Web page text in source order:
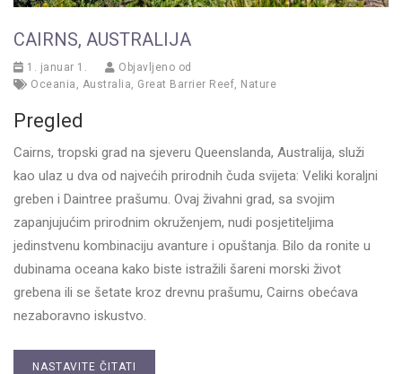
CAIRNS, AUSTRALIJA
1. januar 1.
Objavljeno od
Oceania
Australia Great Barrier Reef Nature
Pregled
Cairns, tropski grad na sjeveru Queenslanda, Australija, služi
kao ulaz u dva od najvećih prirodnih čuda svijeta: Veliki koraljni
greben i Daintree prašumu. Ovaj živahni grad, sa svojim
zapanjujućim prirodnim okruženjem, nudi posjetiteljima
jedinstvenu kombinaciju avanture i opuštanja. Bilo da ronite u
dubinama oceana kako biste istražili šareni morski život
grebena ili se šetate kroz drevnu prašumu, Cairns obećava
nezaboravno iskustvo.
NASTAVITE ČITATI